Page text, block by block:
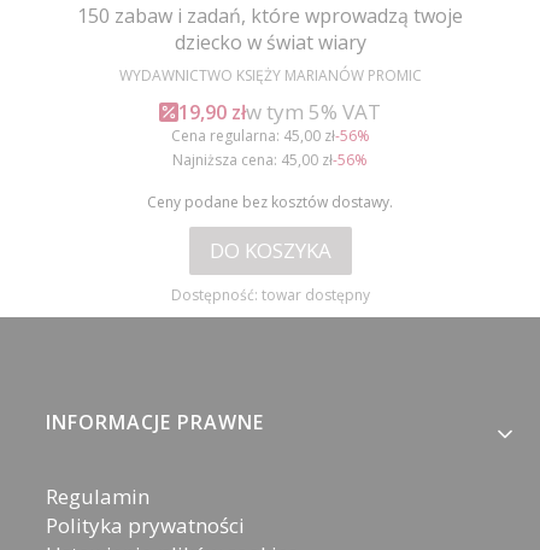
150 zabaw i zadań, które wprowadzą twoje
dziecko w świat wiary
PRODUCENT
WYDAWNICTWO KSIĘŻY MARIANÓW PROMIC
Cena promocyjna brutto
19,90 złw tym %s VAT
w tym 5% VAT
Cena regularna: 45,00 zł-56%
Najniższa cena: 45,00 zł-56%
Ceny podane bez kosztów dostawy.
DO KOSZYKA
Dostępność: towar dostępny
Linki w stopce
INFORMACJE PRAWNE
Regulamin
Polityka prywatności